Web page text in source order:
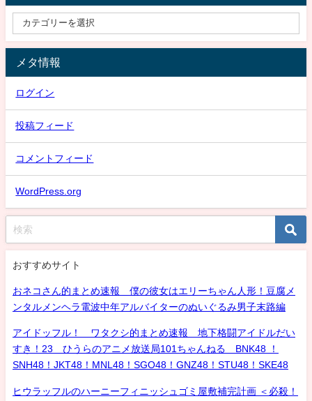
メタ情報
ログイン
投稿フィード
コメントフィード
WordPress.org
おすすめサイト
おネコさん的まとめ速報 僕の彼女はエリーちゃん人形！豆腐メ
ンタルメンヘラ電波中年アルバイターのぬいぐるみ男子末路編
アイドッフル！ ワタクシ的まとめ速報 地下格闘アイドルだい
すき！23 ひうらのアニメ放送局101ちゃんねる BNK48 ！
SNH48！JKT48！MNL48！SGO48！GNZ48！STU48！SKE48
ヒウラッフルのハーニーフィニッシュゴミ屋敷補完計画 ＜必殺！